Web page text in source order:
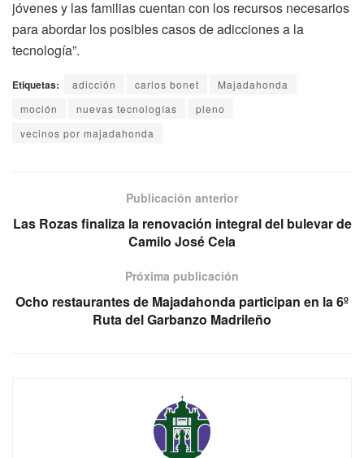
jóvenes y las familias cuentan con los recursos necesarios
para abordar los posibles casos de adicciones a la
tecnología”.
Etiquetas: adicción carlos bonet
Majadahonda
moción
nuevas tecnologías
pleno
vecinos por majadahonda
Publicación anterior
Las Rozas finaliza la renovación integral del bulevar de
Camilo José Cela
Próxima publicación
Ocho restaurantes de Majadahonda participan en la 6º
Ruta del Garbanzo Madrileño